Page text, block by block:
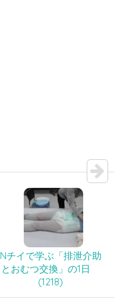
Nチイで学ぶ「排泄介助
とおむつ交換」の1日
(1218)